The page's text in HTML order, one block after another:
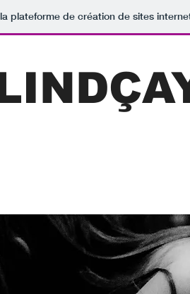
plateforme de création de sites